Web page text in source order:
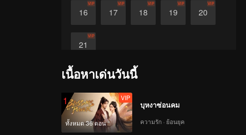
16
VIP
17
VIP
18
VIP
19
VIP
20
VIP
21
VIP
เนื้อหาเด่นวันนี้
1
ทั้งหมด 36 ตอน
VIP
บุหงาซ่อนคม
ความรัก · ย้อนยุค